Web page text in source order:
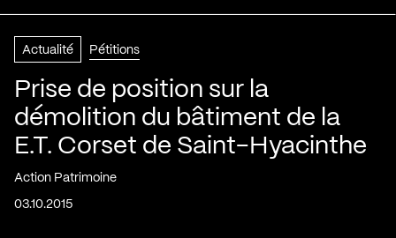
Actualité Pétitions
Prise de position sur la
démolition du bâtiment de la
E.T. Corset de Saint-Hyacinthe
Action Patrimoine
03.10.2015